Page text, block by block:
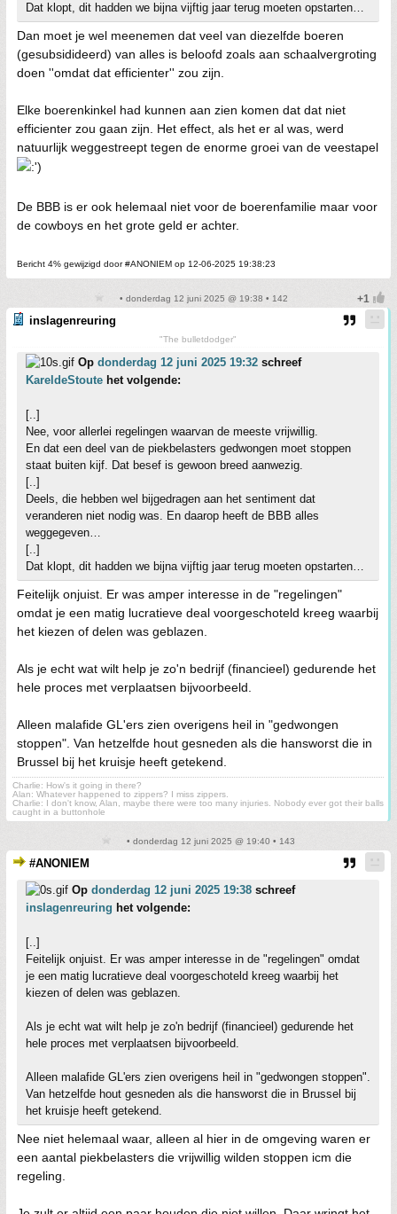
Dat klopt, dit hadden we bijna vijftig jaar terug moeten opstarten…
Dan moet je wel meenemen dat veel van diezelfde boeren
(gesubsidideerd) van alles is beloofd zoals aan schaalvergroting
doen ''omdat dat efficienter'' zou zijn.
Elke boerenkinkel had kunnen aan zien komen dat dat niet
efficienter zou gaan zijn. Het effect, als het er al was, werd
natuurlijk weggestreept tegen de enorme groei van de veestapel
De BBB is er ook helemaal niet voor de boerenfamilie maar voor
de cowboys en het grote geld er achter.
Bericht 4% gewijzigd door #ANONIEM op 12-06-2025 19:38:23
• donderdag 12 juni 2025 @ 19:38 • 142
inslagenreuring
"The bulletdodger"
Op donderdag 12 juni 2025 19:32 schreef
KareldeStoute het volgende:
[..]
Nee, voor allerlei regelingen waarvan de meeste vrijwillig.
En dat een deel van de piekbelasters gedwongen moet stoppen
staat buiten kijf. Dat besef is gewoon breed aanwezig.
[..]
Deels, die hebben wel bijgedragen aan het sentiment dat
veranderen niet nodig was. En daarop heeft de BBB alles
weggegeven…
[..]
Dat klopt, dit hadden we bijna vijftig jaar terug moeten opstarten…
Feitelijk onjuist. Er was amper interesse in de "regelingen"
omdat je een matig lucratieve deal voorgeschoteld kreeg waarbij
het kiezen of delen was geblazen.
Als je echt wat wilt help je zo'n bedrijf (financieel) gedurende het
hele proces met verplaatsen bijvoorbeeld.
Alleen malafide GL'ers zien overigens heil in "gedwongen
stoppen". Van hetzelfde hout gesneden als die hansworst die in
Brussel bij het kruisje heeft getekend.
Charlie: How's it going in there?
Alan: Whatever happened to zippers? I miss zippers.
Charlie: I don't know, Alan, maybe there were too many injuries. Nobody ever got their balls
caught in a buttonhole
• donderdag 12 juni 2025 @ 19:40 • 143
#ANONIEM
Op donderdag 12 juni 2025 19:38 schreef
inslagenreuring het volgende:
[..]
Feitelijk onjuist. Er was amper interesse in de "regelingen" omdat
je een matig lucratieve deal voorgeschoteld kreeg waarbij het
kiezen of delen was geblazen.
Als je echt wat wilt help je zo'n bedrijf (financieel) gedurende het
hele proces met verplaatsen bijvoorbeeld.
Alleen malafide GL'ers zien overigens heil in "gedwongen stoppen".
Van hetzelfde hout gesneden als die hansworst die in Brussel bij
het kruisje heeft getekend.
Nee niet helemaal waar, alleen al hier in de omgeving waren er
een aantal piekbelasters die vrijwillig wilden stoppen icm die
regeling.